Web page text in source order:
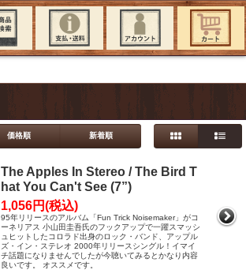
価格順 新着順
The Apples In Stereo / The Bird T
hat You Can't See (7”)
1,056円(税込)
95年リリースのアルバム「Fun Trick Noisemaker」がコ
ーネリアス 小山田圭吾氏のフックアップで一躍スマッシ
ュヒットしたコロラド出身のロック・バンド、アップル
ズ・イン・ステレオ 2000年リリースシングル！イマイ
チ話題になりませんでしたが今聴いてみるとかなり内容
良いです。 オススメです。